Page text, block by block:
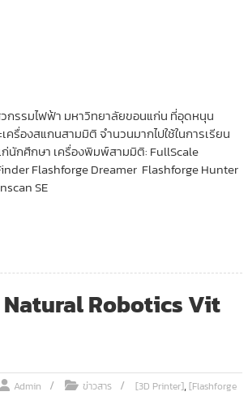
รรมไฟฟ้า มหาวิทยาลัยขอนแก่น ที่อุดหนุน
รื่องสแกนสามมิติ จำนวนมากไปใช้ในการเรียน
ก่นักศึกษา เครื่องพิมพ์สามมิติ: FullScale
Flashforge Dreamer Flashforge Hunter
SE
Robotics Vit
Admin ข่าวสาร [3D Printer],[Flashforge